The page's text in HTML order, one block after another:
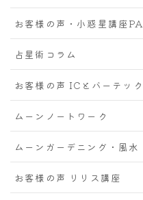
お客様の声・小惑星講座
占星術コラム
お客様の声 ICとバーテッ
ムーンノートワーク
ムーンガーデニング・風水
お客様の声 リリス講座